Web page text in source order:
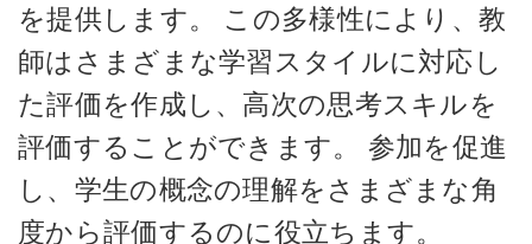
を提供します。 この多様性により、教
師はさまざまな学習スタイルに対応し
た評価を作成し、高次の思考スキルを
評価することができます。 参加を促進
し、学生の概念の理解をさまざまな角
度から評価するのに役立ちます。